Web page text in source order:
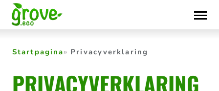
Skip
to
content
Startpagina Privacyverklaring
PRIVACYVERKLARING